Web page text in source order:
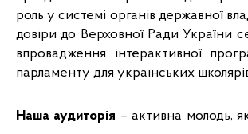
роль у системі органів державної
довіри до Верховної Ради України
впровадження інтерактивної
парламенту для українських
Наша аудиторія – активна молодь,